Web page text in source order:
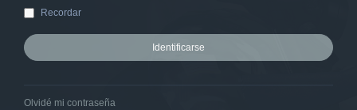
Recordar
Olvidé mi contraseña